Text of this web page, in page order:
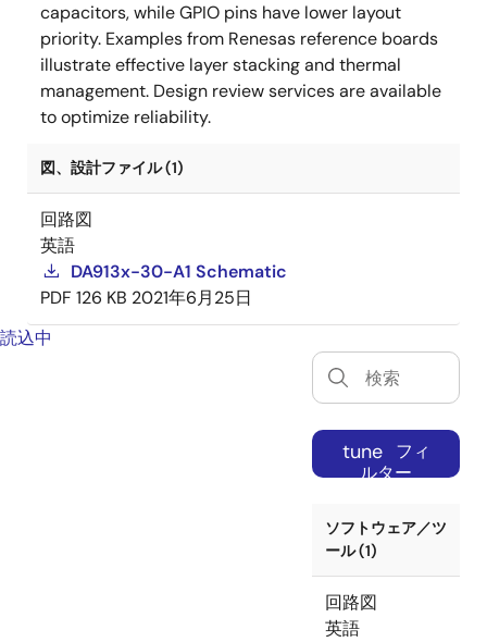
capacitors, while GPIO pins have lower layout
priority. Examples from Renesas reference boards
illustrate effective layer stacking and thermal
management. Design review services are available
to optimize reliability.
図、設計ファイル (1)
回路図
英語
DA913x-30-A1 Schematic
PDF 126 KB 2021年6月25日
読込中
tune
フィ
ルター
ソフトウェア／ツ
ール (1)
回路図
英語